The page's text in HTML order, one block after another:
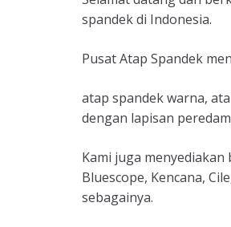
spandek di Indonesia.
Pusat Atap Spandek
atap spandek warna,
dengan lapisan
Kami juga
Bluescope, Kencana,
sebagainya.